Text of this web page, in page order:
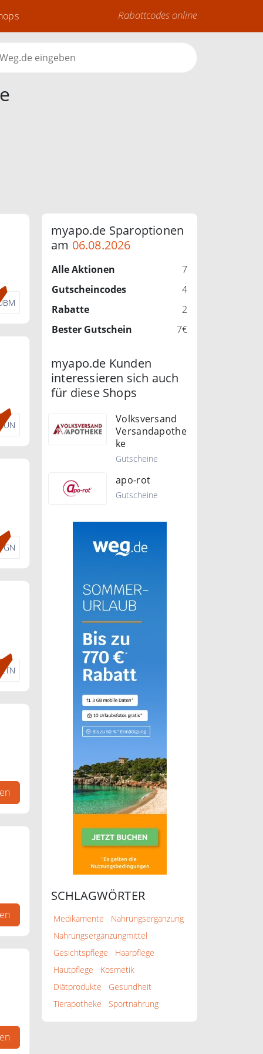
Rabattcodes online
myapo.de Sparoptionen
am 06.08.2026
Alle Aktionen
7
Gutscheincodes
4
Rabatte
2
Bester Gutschein
7€
myapo.de Kunden
interessieren sich auch
für diese Shops
Volksversand
Versandapothe
ke
Gutscheine
apo-rot
Gutscheine
SCHLAGWÖRTER
Medikamente
Nahrungsergänzung
Nahrungsergänzungmittel
Gesichtspflege
Haarpflege
Hautpflege
Kosmetik
Diätprodukte
Gesundheit
Tierapotheke
Sportnahrung